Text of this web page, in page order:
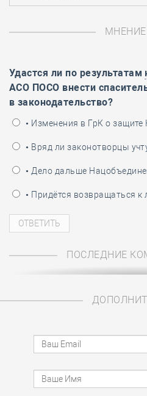
Удастся ли по результатам
АСО ПОСО внести
в законодательство?
• Изменения в ГрК о защите
• Вряд ли законотворцы
• Дело дальше
• Придётся возвращаться к
ПОСЛЕДНИЕ